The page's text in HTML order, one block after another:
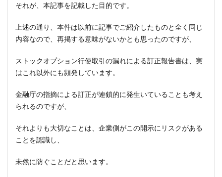
それが、本記事を記載した目的です。
上述の通り、本件は以前に記事でご紹介したものと全く同じ
内容なので、再掲する意味がないかとも思ったのですが、
ストックオプション行使取引の漏れによる訂正報告書は、実
はこれ以外にも頻発しています。
金融庁の指摘による訂正が連鎖的に発生いていることも考え
られるのですが、
それよりも大切なことは、企業側がこの開示にリスクがある
ことを認識し、
未然に防ぐことだと思います。